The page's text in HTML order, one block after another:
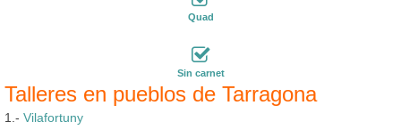
Quad
Sin carnet
Talleres en pueblos de Tarragona
1.- Vilafortuny